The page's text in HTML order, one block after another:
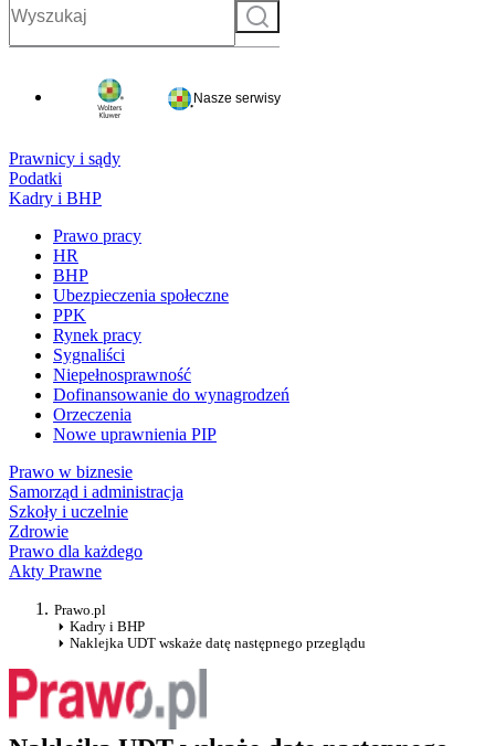
Szukaj
Nasze serwisy
Prawnicy i sądy
Podatki
Kadry i BHP
Prawo pracy
HR
BHP
Ubezpieczenia społeczne
PPK
Rynek pracy
Sygnaliści
Niepełnosprawność
Dofinansowanie do wynagrodzeń
Orzeczenia
Nowe uprawnienia PIP
Prawo w biznesie
Samorząd i administracja
Szkoły i uczelnie
Zdrowie
Prawo dla każdego
Akty Prawne
Prawo.pl
Kadry i BHP
Naklejka UDT wskaże datę następnego przeglądu